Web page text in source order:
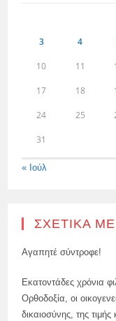
3 4
10 11
17 18
24 25
31
« Ιούλ
ΣΧΕΤΙΚΆ
Αγαπητέ σύντροφε!
Εκατοντάδες χρόνια
Ορθοδοξία, οι
δικαιοσύνης, της